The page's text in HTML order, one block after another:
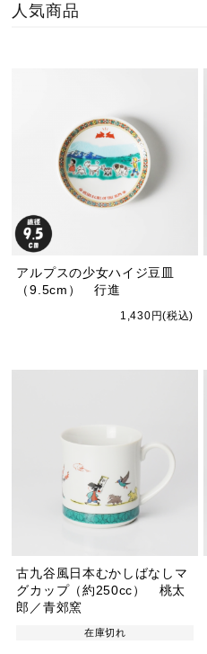
人気商品
アルプスの少女ハイジ豆皿
（9.5cm） 行進
1,430円(税込)
古九谷風日本むかしばなしマ
グカップ（約250cc） 桃太
郎／青郊窯
在庫切れ